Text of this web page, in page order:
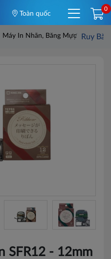
Toàn quốc
0
Máy In Nhãn, Băng Mực Ruy
SFR12 - 12mm